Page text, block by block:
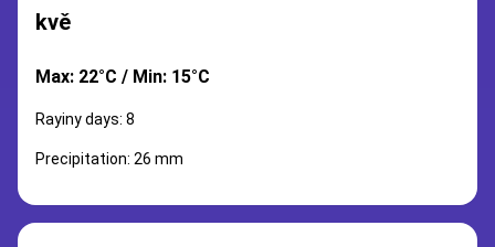
kvě
Max: 22°C / Min: 15°C
Rayiny days: 8
Precipitation: 26 mm